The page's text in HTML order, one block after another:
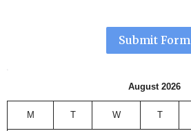
Submit Form
August 2026
M T W T